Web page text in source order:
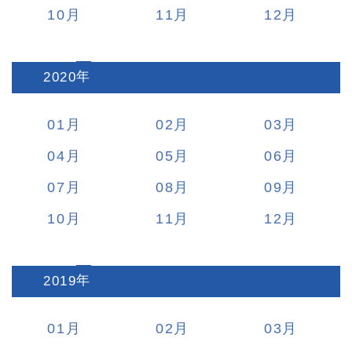
10
11 12
2020:
01 02
03
04
05
06
07
08
09
10
11 12
2019:
01 02
03